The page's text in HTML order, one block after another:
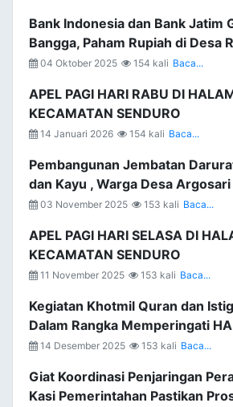
Bank Indonesia dan Bank Jatim
Bangga, Paham Rupiah di Desa
04 Oktober 2025 154 kali Baca...
APEL PAGI HARI RABU DI
KECAMATAN SENDURO
14 Januari 2026 154 kali Baca...
Pembangunan Jembatan
dan Kayu , Warga Desa Argosari
03 November 2025 153 kali Baca...
APEL PAGI HARI SELASA DI
KECAMATAN SENDURO
11 November 2025 153 kali Baca...
Kegiatan Khotmil Quran dan
Dalam Rangka Memperingati
14 Desember 2025 153 kali Baca...
Giat Koordinasi Penjaringan
Kasi Pemerintahan Pastikan